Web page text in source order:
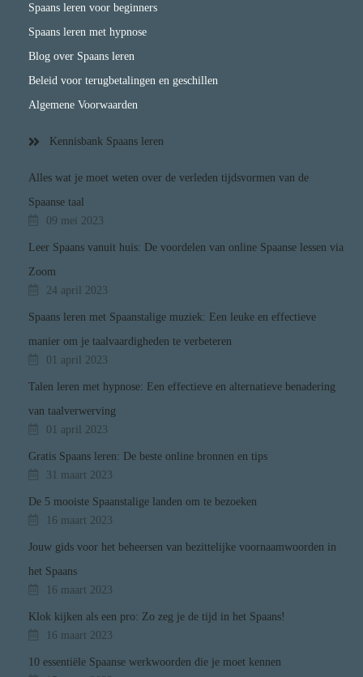
Spaans leren voor beginners
Spaans leren met hypnose
Blog over Spaans leren
Beleid voor terugbetalingen en geschillen
Algemene Voorwaarden
Kennisbank Spaans leren
Alles wat je moet weten over de verleden tijdsvormen van de
Spaanse taal
09 mei 2023
Leer Spaans vanuit huis: De voordelen van online Spaanse lessen via
Zoom
24 april 2023
Spaans leren met Spaanstalige muziek: Een leuke en effectieve
manier om je taalvaardigheden te verbeteren
01 april 2023
Talen leren met hypnose: Een effectieve en alternatieve benadering
van taalverwerving
01 april 2023
Gratis Spaans leren: De beste online bronnen en tips
31 maart 2023
De 5 mooiste Spaanstalige landen om te bezoeken
16 maart 2023
Jouw gids voor het beheersen van bezittelijke voornaamwoorden in
het Spaans
16 maart 2023
Klok kijken als een pro: Zo zeg je de tijd in het Spaans!
16 maart 2023
10 essentiële Spaanse werkwoorden die je moet kennen